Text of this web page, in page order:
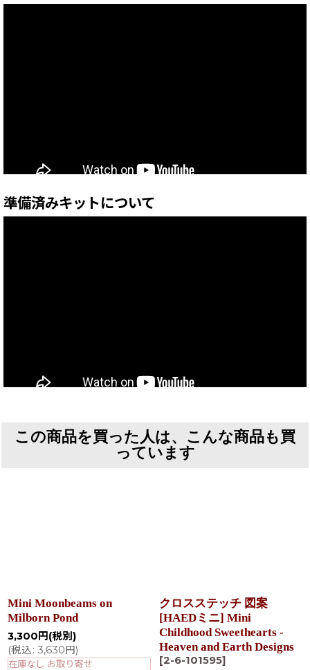
準備済みキットについて
この商品を買った人は、こんな商品も買
っています
Mini Moonbeams on
Milborn Pond
3,300 円 (税別)
(税込: 3,630円)
在庫なし お取り寄せ
クロスステッチ 図案
[HAEDミニ] Mini
Childhood Sweethearts -
Heaven and Earth Designs
[2-6-101595]